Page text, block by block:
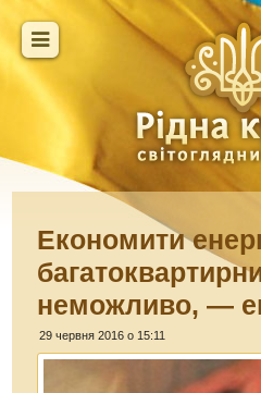
Економити
неможливо, —
29 червня 2016 о 15:11